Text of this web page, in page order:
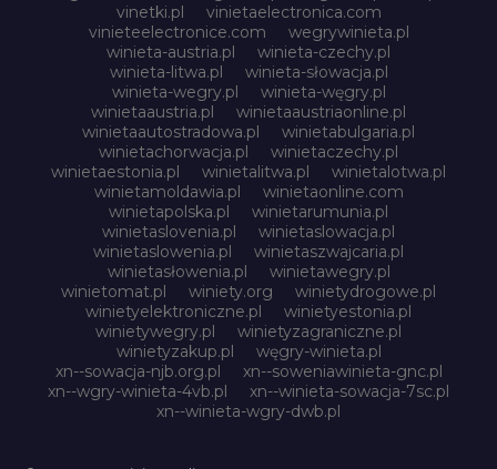
vinetki.pl
vinietaelectronica.com
vinieteelectronice.com
wegrywinieta.pl
winieta-austria.pl
winieta-czechy.pl
winieta-litwa.pl
winieta-słowacja.pl
winieta-wegry.pl
winieta-węgry.pl
winietaaustria.pl
winietaaustriaonline.pl
winietaautostradowa.pl
winietabulgaria.pl
winietachorwacja.pl
winietaczechy.pl
winietaestonia.pl
winietalitwa.pl
winietalotwa.pl
winietamoldawia.pl
winietaonline.com
winietapolska.pl
winietarumunia.pl
winietaslovenia.pl
winietaslowacja.pl
winietaslowenia.pl
winietaszwajcaria.pl
winietasłowenia.pl
winietawegry.pl
winietomat.pl
winiety.org
winietydrogowe.pl
winietyelektroniczne.pl
winietyestonia.pl
winietywegry.pl
winietyzagraniczne.pl
winietyzakup.pl
węgry-winieta.pl
xn--sowacja-njb.org.pl
xn--soweniawinieta-gnc.pl
xn--wgry-winieta-4vb.pl
xn--winieta-sowacja-7sc.pl
xn--winieta-wgry-dwb.pl